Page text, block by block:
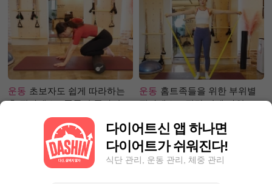
운동 초보자도 쉽게 따라하는
홈 필라테스 - 폼롤러 종아리 알
운동 홈트족들을 위한 부위별
필라테스 – 직각 어깨 라인 만
다이어트신 앱 하나면
다이어트가 쉬워진다!
식단 관리, 운동 관리, 체중 관리